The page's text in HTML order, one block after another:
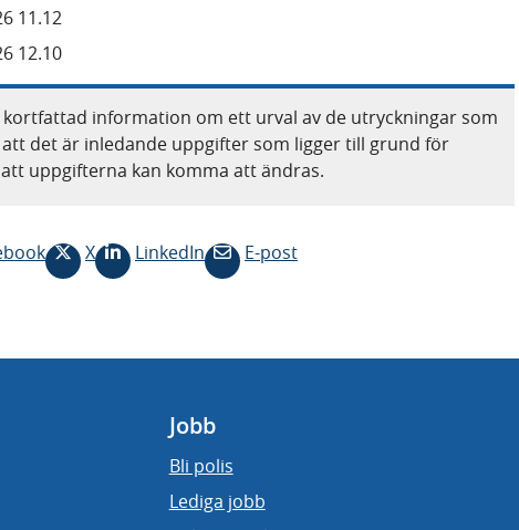
11.12
12.10
information om ett urval av de utryckningar som
det är inledande uppgifter som ligger till grund för
uppgifterna kan komma att ändras.
X LinkedIn E-post
Jobb
Bli polis
Lediga jobb